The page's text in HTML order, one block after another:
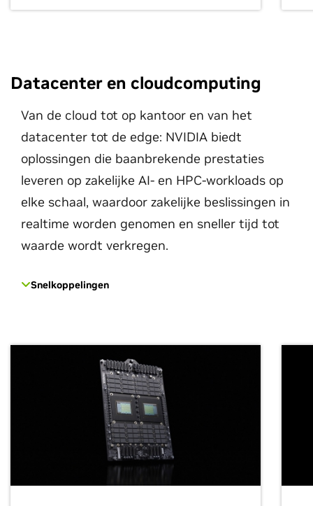
Datacenter en cloudcomputing
Van de cloud tot op kantoor en van het
datacenter tot de edge: NVIDIA biedt
oplossingen die baanbrekende prestaties
leveren op zakelijke AI- en HPC-workloads op
elke schaal, waardoor zakelijke beslissingen in
realtime worden genomen en sneller tijd tot
waarde wordt verkregen.
Snelkoppelingen